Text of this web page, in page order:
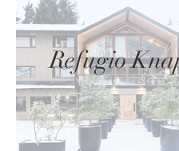
Refugio